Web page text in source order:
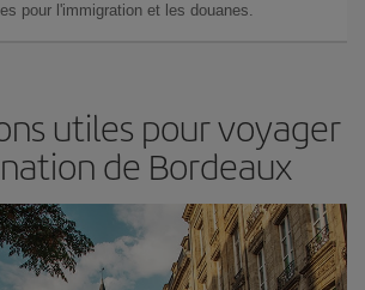
pour l'immigration et les douanes.
utiles pour voyager
de Bordeaux